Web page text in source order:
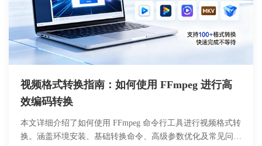
视频格式转换指南：如何使用 FFmpeg 进行高
效编码转换
本文详细介绍了如何使用 FFmpeg 命令行工具进行视频格式转
换。涵盖环境安装、基础转换命令、高级参数优化及常见问题